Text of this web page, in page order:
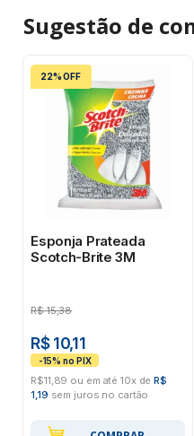
Sugestão de
22% OFF
Esponja Prateada
Scotch-Brite 3M
R$ 15,38
R$ 10,11
R$11,89 ou em até 10x deR$
1,19 sem juros no cartão